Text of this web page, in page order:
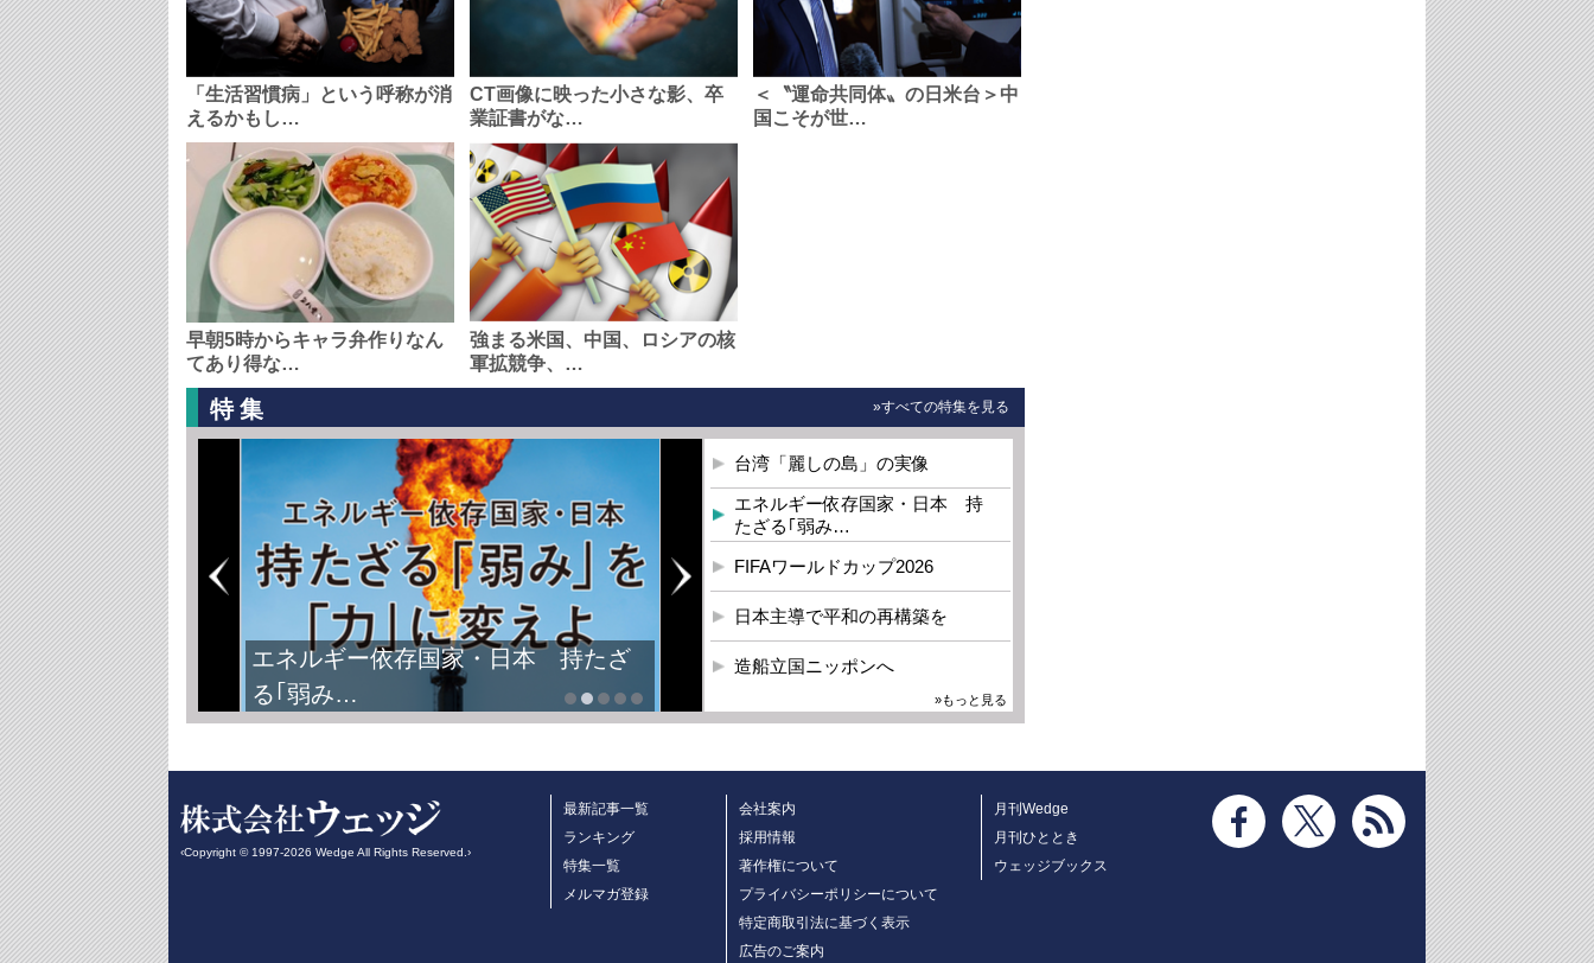
「生活習慣病」という呼称が消
えるかもし…
CT画像に映った小さな影、卒
業証書がな…
＜〝運命共同体〟の日米台＞中
国こそが世…
早朝5時からキャラ弁作りなん
てあり得な…
強まる米国、中国、ロシアの核
軍拡競争、…
特集 »すべての特集を見る
FIFAワールドカップ2026
台湾「麗しの島」の実像
エネルギー依存国家・日本 持
たざる｢弱み…
FIFAワールドカップ2026
日本主導で平和の再構築を
造船立国ニッポンへ
»もっと見る
‹Copyright © 1997-2026 Wedge All Rights Reserved.›
最新記事一覧
ランキング
特集一覧
メルマガ登録
会社案内
採用情報
著作権について
プライバシーポリシーについて
特定商取引法に基づく表示
広告のご案内
月刊Wedge
月刊ひととき
ウェッジブックス